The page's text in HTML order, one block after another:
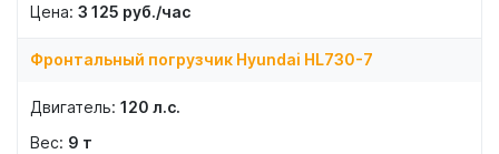
3 125 руб./час
Фронтальный погрузчик Hyundai HL730-7
120 л.с.
9 т